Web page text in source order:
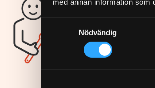
med annan information som
Nödvändig
25